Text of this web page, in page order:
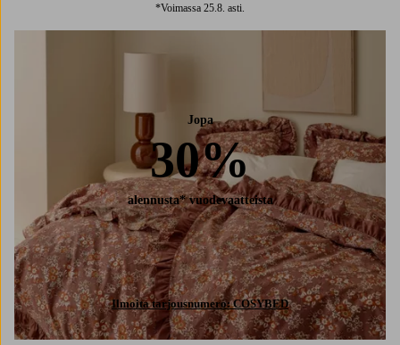
*Voimassa 25.8. asti.
Jopa
30%
alennusta* vuodevaatteista
Ilmoita tarjousnumero: COSYBED